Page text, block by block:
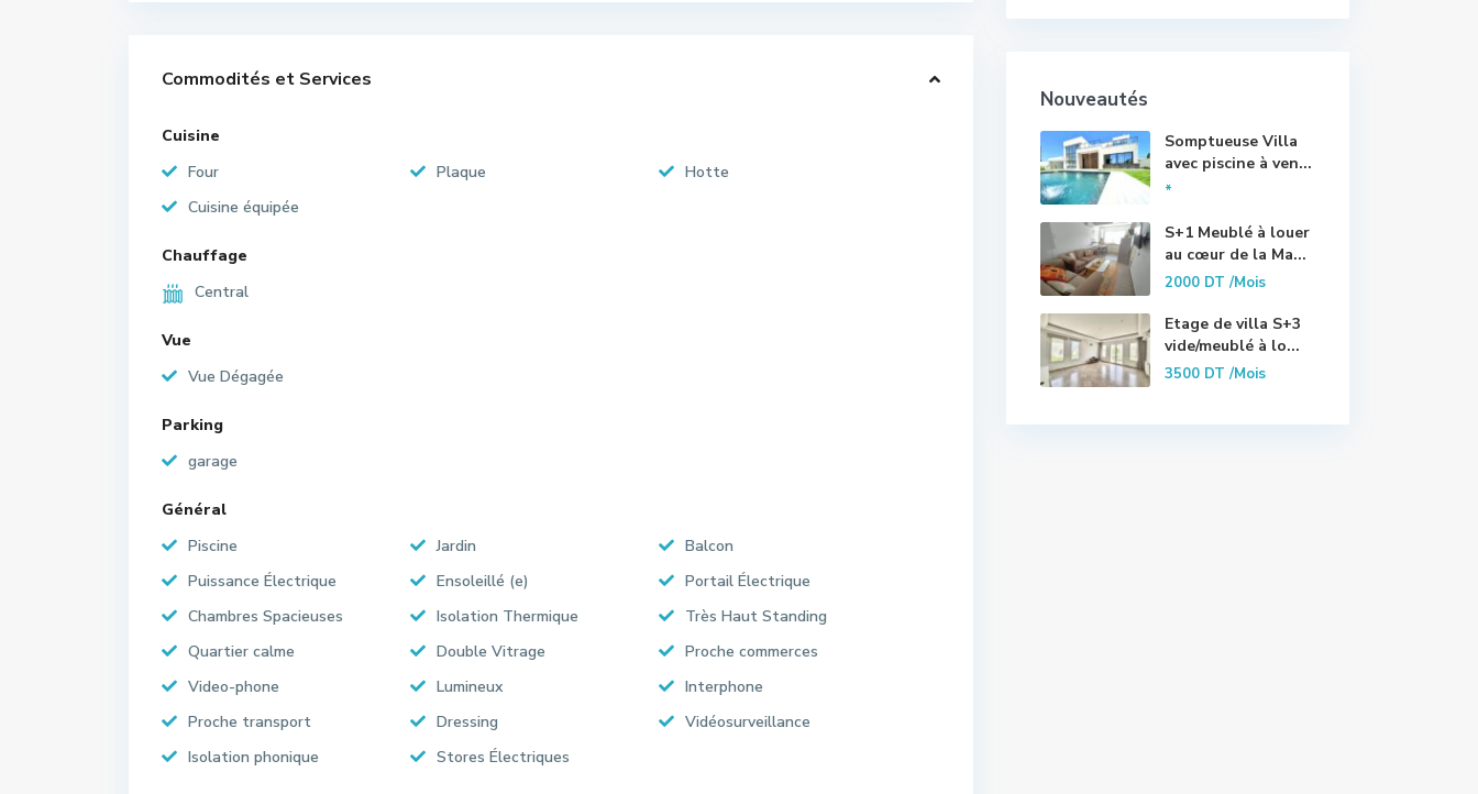
Commodités et Services
Cuisine
Four
Plaque
Hotte
Cuisine équipée
Chauffage
Central
Vue
Vue Dégagée
Parking
garage
Général
Piscine
Jardin
Balcon
Puissance Électrique
Ensoleillé (e)
Portail Électrique
Chambres Spacieuses
Isolation Thermique
Très Haut Standing
Quartier calme
Double Vitrage
Proche commerces
Video-phone
Lumineux
Interphone
Proche transport
Dressing
Vidéosurveillance
Isolation phonique
Stores Électriques
Nouveautés
Somptueuse Villa
avec piscine à ven...
*
S+1 Meublé à louer
au cœur de la Ma...
2000 DT/Mois
Etage de villa S+3
vide/meublé à lo...
3500 DT/Mois